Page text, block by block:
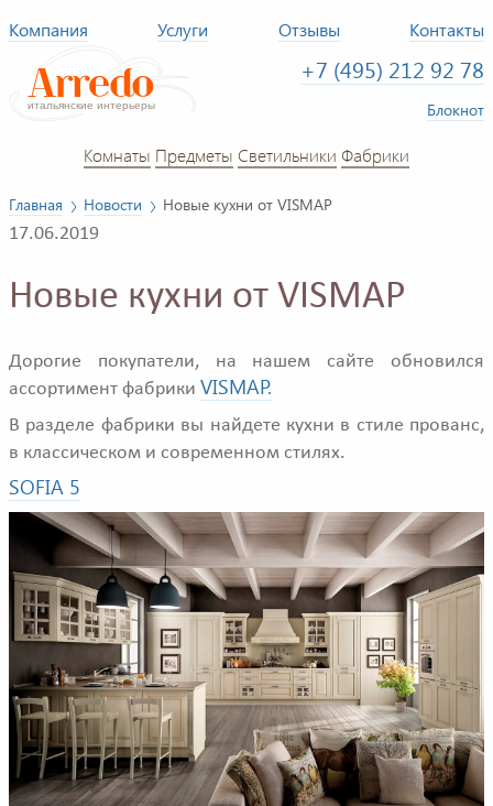
Компания Услуги Отзывы Контакты
+7 (495) 212 92 78
Блокнот
Комнаты Предметы Светильники Фабрики
Главная Новости
Новые кухни от VISMAP
17.06.2019
Новые кухни от VISMAP
Дорогие покупатели, на нашем сайте обновился
ассортимент фабрики VISMAP.
В разделе фабрики вы найдете кухни в стиле прованс,
в классическом и современном стилях.
SOFIA 5